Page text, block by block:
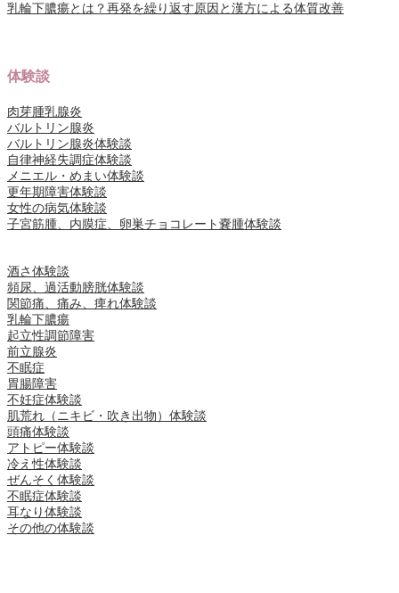
乳輪下膿瘍とは？再発を繰り返す原因と漢方による体質改善
体験談
肉芽腫乳腺炎
バルトリン腺炎
バルトリン腺炎体験談
自律神経失調症体験談
メニエル・めまい体験談
更年期障害体験談
女性の病気体験談
子宮筋腫、内膜症、卵巣チョコレート嚢腫体験談
酒さ体験談
頻尿、過活動膀胱体験談
関節痛、痛み、痺れ体験談
乳輪下膿瘍
起立性調節障害
前立腺炎
不眠症
胃腸障害
不妊症体験談
肌荒れ（ニキビ・吹き出物）体験談
頭痛体験談
アトピー体験談
冷え性体験談
ぜんそく体験談
不眠症体験談
耳なり体験談
その他の体験談